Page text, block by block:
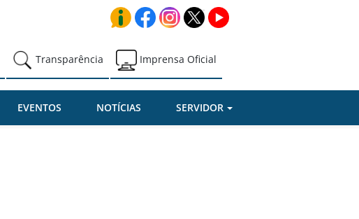
Transparência Imprensa Oficial
EVENTOS NOTÍCIAS SERVIDOR